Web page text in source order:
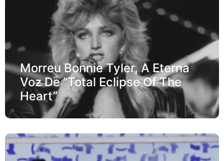
Morreu Bonnie Tyler, A Eterna
Voz De “Total Eclipse Of The
Heart”